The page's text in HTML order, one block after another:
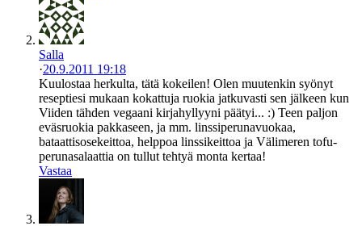
Salla
·20.9.2011 19:18
Kuulostaa herkulta, tätä kokeilen! Olen muutenkin syönyt
reseptiesi mukaan kokattuja ruokia jatkuvasti sen jälkeen kun
Viiden tähden vegaani kirjahyllyyni päätyi... :) Teen paljon
eväsruokia pakkaseen, ja mm. linssiperunavuokaa,
bataattisosekeittoa, helppoa linssikeittoa ja Välimeren tofu-
perunasalaattia on tullut tehtyä monta kertaa!
Vastaa